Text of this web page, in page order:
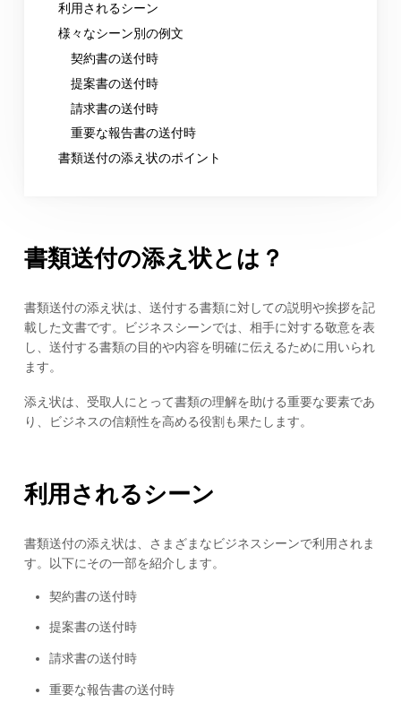
利用されるシーン
様々なシーン別の例文
契約書の送付時
提案書の送付時
請求書の送付時
重要な報告書の送付時
書類送付の添え状のポイント
書類送付の添え状とは？
書類送付の添え状は、送付する書類に対しての説明や挨拶を記
載した文書です。ビジネスシーンでは、相手に対する敬意を表
し、送付する書類の目的や内容を明確に伝えるために用いられ
ます。
添え状は、受取人にとって書類の理解を助ける重要な要素であ
り、ビジネスの信頼性を高める役割も果たします。
利用されるシーン
書類送付の添え状は、さまざまなビジネスシーンで利用されま
す。以下にその一部を紹介します。
契約書の送付時
提案書の送付時
請求書の送付時
重要な報告書の送付時